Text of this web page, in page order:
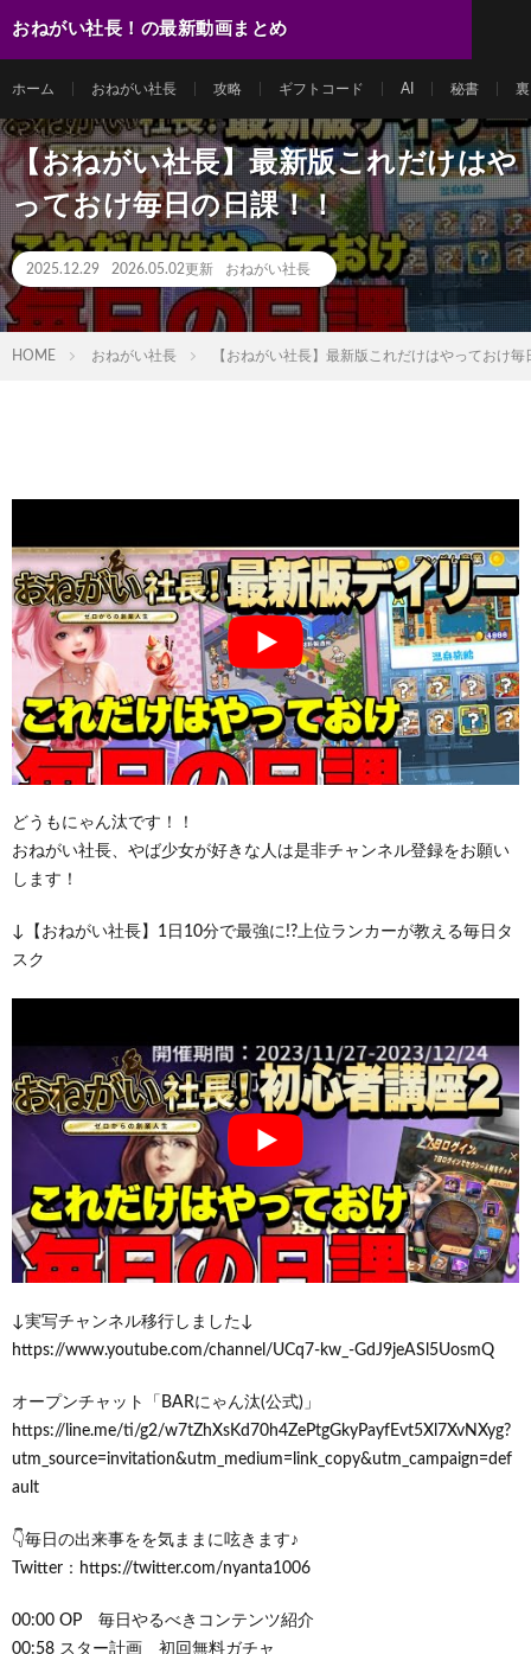
おねがい社長！の最新動画まとめ
ホーム おねがい社長 攻略 ギフトコード AI 秘書
【おねがい社長】最新版これだけはや
っておけ毎日の日課！！
2025.12.29 2026.05.02更新 おねがい社長
HOME おねがい社長 【おねがい社長】最新版これだけはやっておけ毎
どうもにゃん汰です！！
おねがい社長、やば少女が好きな人は是非チャンネル登録をお願い
します！
↓【おねがい社長】1日10分で最強に!?上位ランカーが教える毎日タ
スク
↓実写チャンネル移行しました↓
https://www.youtube.com/channel/UCq7-kw_-GdJ9jeASl5UosmQ
オープンチャット「BARにゃん汰(公式)」
https://line.me/ti/g2/w7tZhXsKd70h4ZePtgGkyPayfEvt5Xl7XvNXyg?
utm_source=invitation&utm_medium=link_copy&utm_campaign=def
ault
👇毎日の出来事をを気ままに呟きます♪
Twitter：https://twitter.com/nyanta1006
00:00 OP 毎日やるべきコンテンツ紹介
00:58 スター計画 初回無料ガチャ